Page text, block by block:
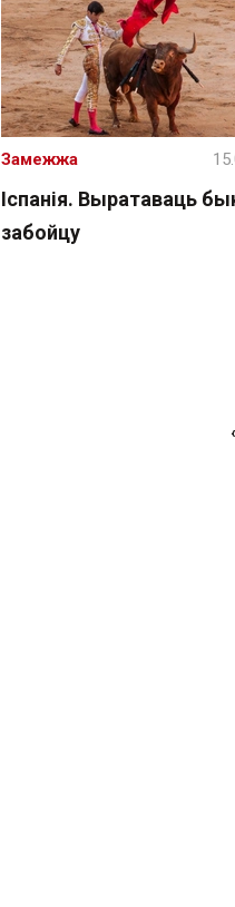
Іспанія. Выратаваць
забойцу
Замежжа
‹